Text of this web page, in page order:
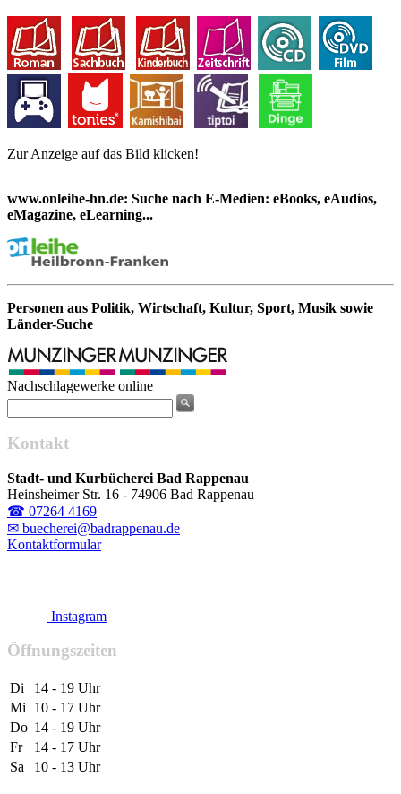
Zur Anzeige auf das Bild klicken!
www.onleihe-hn.de: Suche nach E-Medien: eBooks, eAudios,
eMagazine, eLearning...
Personen aus Politik, Wirtschaft, Kultur, Sport, Musik sowie
Länder-Suche
Nachschlagewerke online
Kontakt
Stadt- und Kurbücherei Bad Rappenau
Heinsheimer Str. 16 - 74906 Bad Rappenau
☎ 07264 4169
✉ buecherei@badrappenau.de
Kontaktformular
Instagram
Öffnungszeiten
Di
14 - 19 Uhr
Mi
10 - 17 Uhr
Do 14 - 19 Uhr
Fr
14 - 17 Uhr
Sa
10 - 13 Uhr